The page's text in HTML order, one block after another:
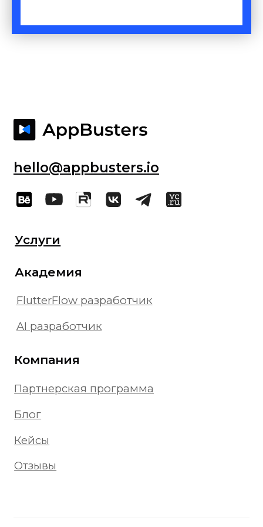
Политика конфиденциальности
данных
@ 2025 AppBusters. Все права защищены.